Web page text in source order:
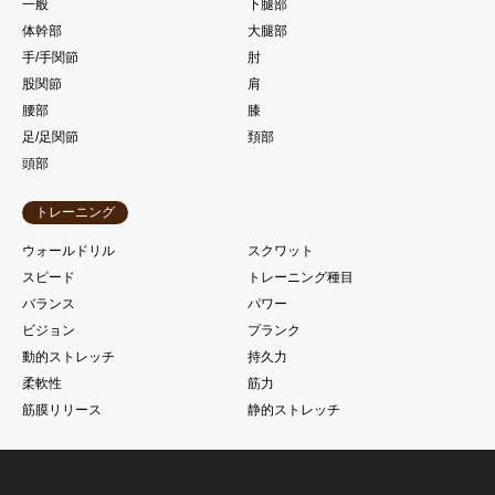
一般
下腿部
体幹部
大腿部
手/手関節
肘
股関節
肩
腰部
膝
足/足関節
頚部
頭部
トレーニング
ウォールドリル
スクワット
スピード
トレーニング種目
バランス
パワー
ビジョン
プランク
動的ストレッチ
持久力
柔軟性
筋力
筋膜リリース
静的ストレッチ